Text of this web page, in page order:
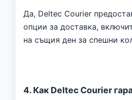
Да, Deltec Courier
опции за доставка,
на същия ден за спешни
4. Как Deltec Courier